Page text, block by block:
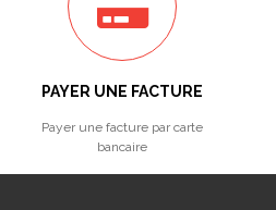
PAYER UNE FACTURE
Payer une facture par carte
bancaire